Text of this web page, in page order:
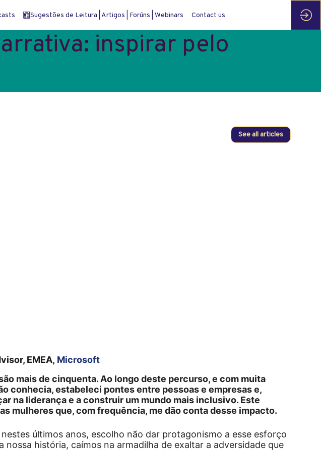
Sugestões de Leitura | Artigos | Forúns | Webinars Contact us
inspirar pelo
See all articles
EMEA, Microsoft
mais de cinquenta. Ao longo deste percurso, e com muita
conhecia, estabeleci pontes entre pessoas e empresas e,
na liderança e a construir um mundo mais inclusivo. Este
mulheres que, com frequência, me dão conta desse impacto.
últimos anos, escolho não dar protagonismo a esse esforço
história, caímos na armadilha de exaltar a adversidade que